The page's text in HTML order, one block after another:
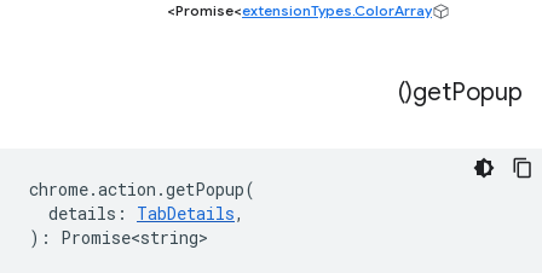
Promise<extensionTypes.ColorArray
>
getPopup(
)
chrome.action .getPopup(
details : TabDetails,
) : Promise<string>